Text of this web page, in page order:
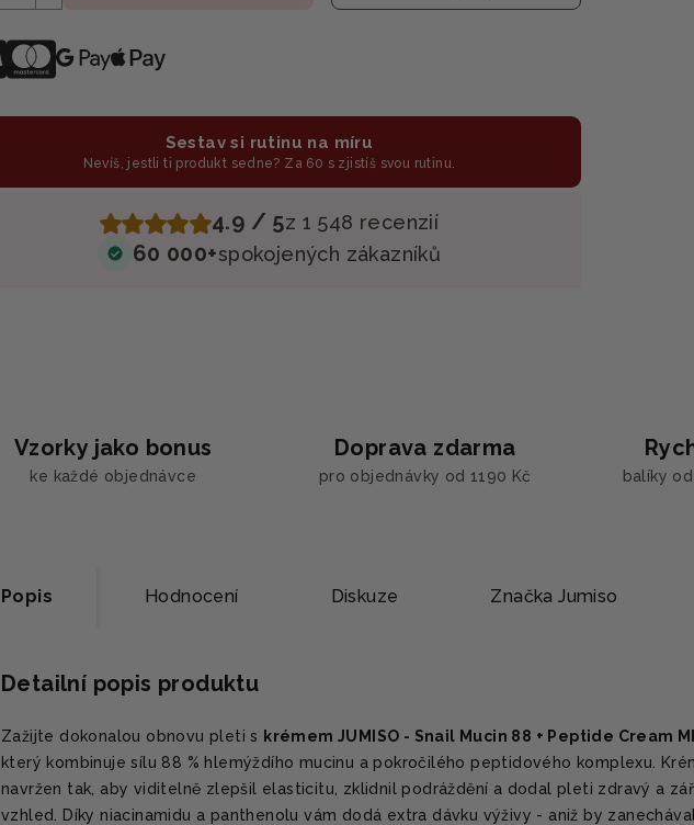
Sestav si rutinu na míru
Nevíš, jestli ti produkt sedne? Za 60 s zjistíš svou rutinu.
4.9 / 5z 1 548 recenzií
60 000+spokojených zákazníků
Vzorky jako bonus
ke každé objednávce
Doprava zdarma
pro objednávky od 1190 Kč balíky
Popis Hodnocení Diskuze Značka Jumiso
Detailní popis produktu
Zažijte dokonalou obnovu pleti s krémem JUMISO - Snail Mucin 88 + Peptide Cream
který kombinuje sílu 88 % hlemýždího mucinu a pokročilého peptidového komplexu.
navržen tak, aby viditelně zlepšil elasticitu, zklidnil podráždění a dodal pleti zdravý a
vzhled. Díky niacinamidu a panthenolu vám dodá extra dávku výživy - aniž by